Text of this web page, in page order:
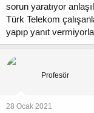
sorun yaratıyor
Türk Telekom
yapıp yanıt
Profesör
28 Ocak 2021